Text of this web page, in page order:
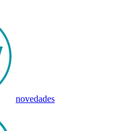
novedades